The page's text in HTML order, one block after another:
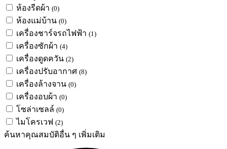
ห้องรีดผ้า (0)
ห้องแม่บ้าน (0)
เครื่องชาร์จรถไฟฟ้า (1)
เครื่องซักผ้า (4)
เครื่องดูดควัน (2)
เครื่องปรับอากาศ (8)
เครื่องล้างจาน (0)
เครื่องอบผ้า (0)
โซล่าเซลล์ (0)
ไมโครเวฟ (2)
ค้นหาคุณสมบัติอื่น ๆ เพิ่มเติม